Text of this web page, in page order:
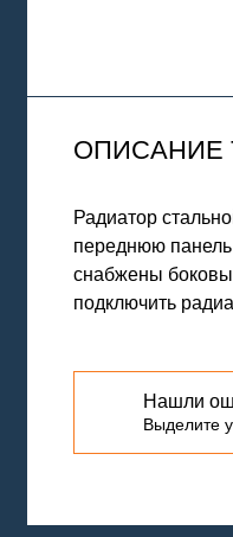
ОПИСАНИЕ
Радиатор
переднюю панель
снабжены
подключить
Нашли
Выделите